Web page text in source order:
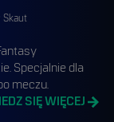
Skaut
Specjalnie dla
meczu.
SIĘ WIĘCEJ